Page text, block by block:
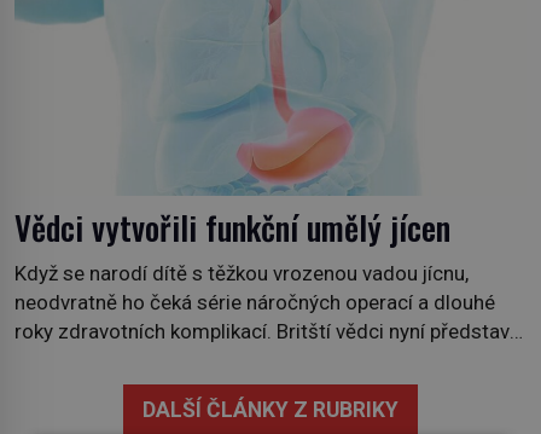
Vědci vytvořili funkční umělý jícen
Když se narodí dítě s těžkou vrozenou vadou jícnu,
neodvratně ho čeká série náročných operací a dlouhé
roky zdravotních komplikací. Britští vědci nyní představili
V laboratoři se jim podařilo vypěstovat funkční náhradu
části jícnu, která úspěšně obstála v testech na zvířatech.
DALŠÍ ČLÁNKY Z RUBRIKY